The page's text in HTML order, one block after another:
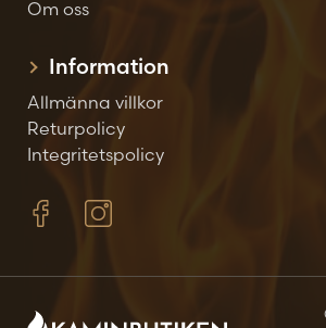
Om oss
Information
Allmänna villkor
Returpolicy
Integritetspolicy